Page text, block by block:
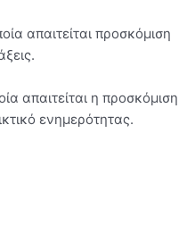
απαιτείται προσκόμιση
απαιτείται η προσκόμιση
ενημερότητας.